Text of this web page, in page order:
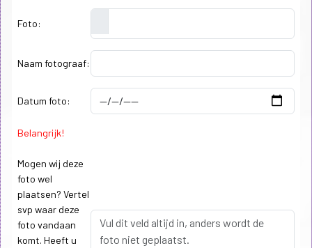
Foto:
Naam fotograaf:
Datum foto:
Belangrijk!
Mogen wij deze
foto wel
plaatsen? Vertel
svp waar deze
foto vandaan
komt. Heeft u